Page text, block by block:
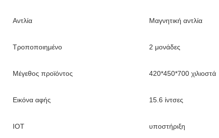
Αντλία Μαγνητική αντλία
Τροποποιημένο 2 μονάδες
Μέγεθος προϊόντος 420*450*700 χιλιοστά
Εικόνα αφής 15.6 ίντσες
ΙΟΤ υποστήριξη